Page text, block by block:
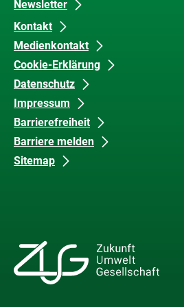
Newsletter
Kontakt
Medienkontakt
Cookie-Erklärung
Datenschutz
Impressum
Barrierefreiheit
Barriere melden
Sitemap